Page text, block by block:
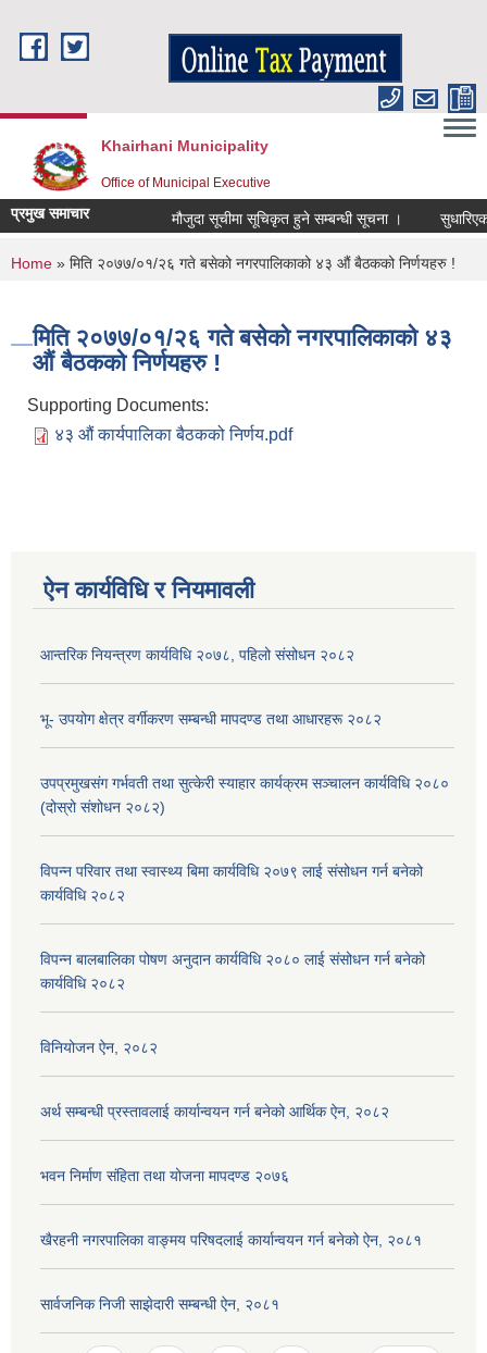
Khairhani Municipality
Office of Municipal Executive
प्रमुख समाचार मौजुदा सूचीमा सूचिकृत हुने सम्बन्धी सूचना ।
You are here
Home » मिति २०७७/०१/२६ गते बसेको नगरपालिकाको ४३ औं बैठकको निर्णयहरु !
मिति २०७७/०१/२६ गते बसेको नगरपालिकाको ४३
औं बैठकको निर्णयहरु !
Supporting Documents:
४३ औं कार्यपालिका बैठकको निर्णय.pdf
ऐन कार्यविधि र नियमावली
आन्तरिक नियन्त्रण कार्यविधि २०७८, पहिलो संसोधन २०८२
भू- उपयोग क्षेत्र वर्गीकरण सम्बन्धी मापदण्ड तथा आधारहरू २०८२
उपप्रमुखसंग गर्भवती तथा सुत्केरी स्याहार कार्यक्रम सञ्चालन कार्यविधि २०८०
(दोस्रो संशोधन २०८२)
विपन्न परिवार तथा स्वास्थ्य बिमा कार्यविधि २०७९ लाई संसोधन गर्न बनेको
कार्यविधि २०८२
विपन्न बालबालिका पोषण अनुदान कार्यविधि २०८० लाई संसोधन गर्न बनेको
कार्यविधि २०८२
विनियोजन ऐन, २०८२
अर्थ सम्बन्धी प्रस्तावलाई कार्यान्वयन गर्न बनेको आर्थिक ऐन, २०८२
भवन निर्माण संहिता तथा योजना मापदण्ड २०७६
खैरहनी नगरपालिका वाङ्मय परिषदलाई कार्यान्वयन गर्न बनेको ऐन, २०८१
सार्वजनिक निजी साझेदारी सम्बन्धी ऐन, २०८१